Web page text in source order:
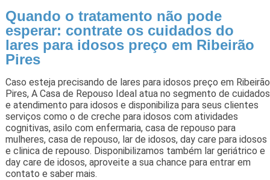
Quando o tratamento não pode
esperar: contrate os cuidados do
lares para idosos preço em Ribeirão
Pires
Caso esteja precisando de lares para idosos preço em Ribeirão
Pires, A Casa de Repouso Ideal atua no segmento de cuidados
e atendimento para idosos e disponibiliza para seus clientes
serviços como o de creche para idosos com atividades
cognitivas, asilo com enfermaria, casa de repouso para
mulheres, casa de repouso, lar de idosos, day care para idosos
e clinica de repouso. Disponibilizamos também lar geriátrico e
day care de idosos, aproveite a sua chance para entrar em
contato e saber mais.